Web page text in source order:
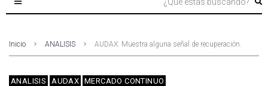
Inicio ANALISIS AUDAX: Muestra alguna señal de recuperación.
ANALISIS AUDAX MERCADO CONTINUO